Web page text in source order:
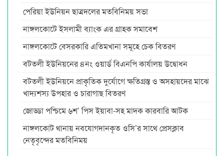
পেরিয়া ইউনিয়ন ছাত্রদলের মতবিনিময় সভা
নাঙ্গলকোটে ইসলামী ব্যাংক এর গ্রাহক সমাবেশ
নাঙ্গলকোটে বেসরকারি এতিমখানা সমূহে চেক বিতরণ
বটতলী ইউনিয়নের ৪নং ওয়ার্ড বিএনপি কার্যালয় উদ্বোধন
বটতলী ইউনিয়নে প্রাকৃতিক দুর্যোগে ক্ষতিগ্রস্ত ও অসহায়দের মাঝে
খাদ্যশস্য উপহার ও চারাগাছ বিতরণ
জোড্ডা পশ্চিমে ৬শ’ পিস ইয়াবা-সহ মাদক কারবারি আটক
নাঙ্গলকোট থানায় নবযোগদানকৃত ওসি’র সাথে প্রেসক্লাব
নেতৃবৃন্দের মতবিনিময়